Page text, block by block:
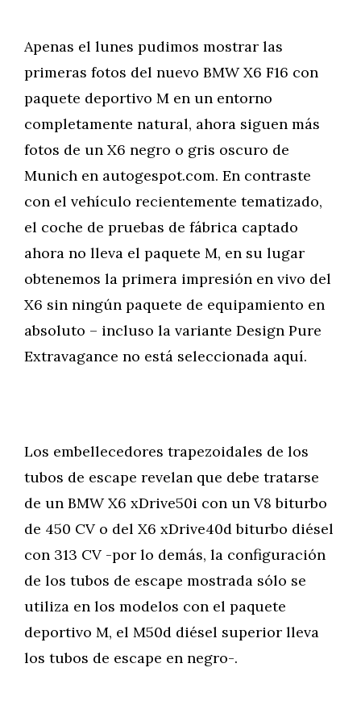
Apenas el lunes pudimos mostrar las
primeras fotos del nuevo BMW X6 F16 con
paquete deportivo M en un entorno
completamente natural, ahora siguen más
fotos de un X6 negro o gris oscuro de
Munich en autogespot.com. En contraste
con el vehículo recientemente tematizado,
el coche de pruebas de fábrica captado
ahora no lleva el paquete M, en su lugar
obtenemos la primera impresión en vivo del
X6 sin ningún paquete de equipamiento en
absoluto – incluso la variante Design Pure
Extravagance no está seleccionada aquí.
Los embellecedores trapezoidales de los
tubos de escape revelan que debe tratarse
de un BMW X6 xDrive50i con un V8 biturbo
de 450 CV o del X6 xDrive40d biturbo diésel
con 313 CV -por lo demás, la configuración
de los tubos de escape mostrada sólo se
utiliza en los modelos con el paquete
deportivo M, el M50d diésel superior lleva
los tubos de escape en negro-.